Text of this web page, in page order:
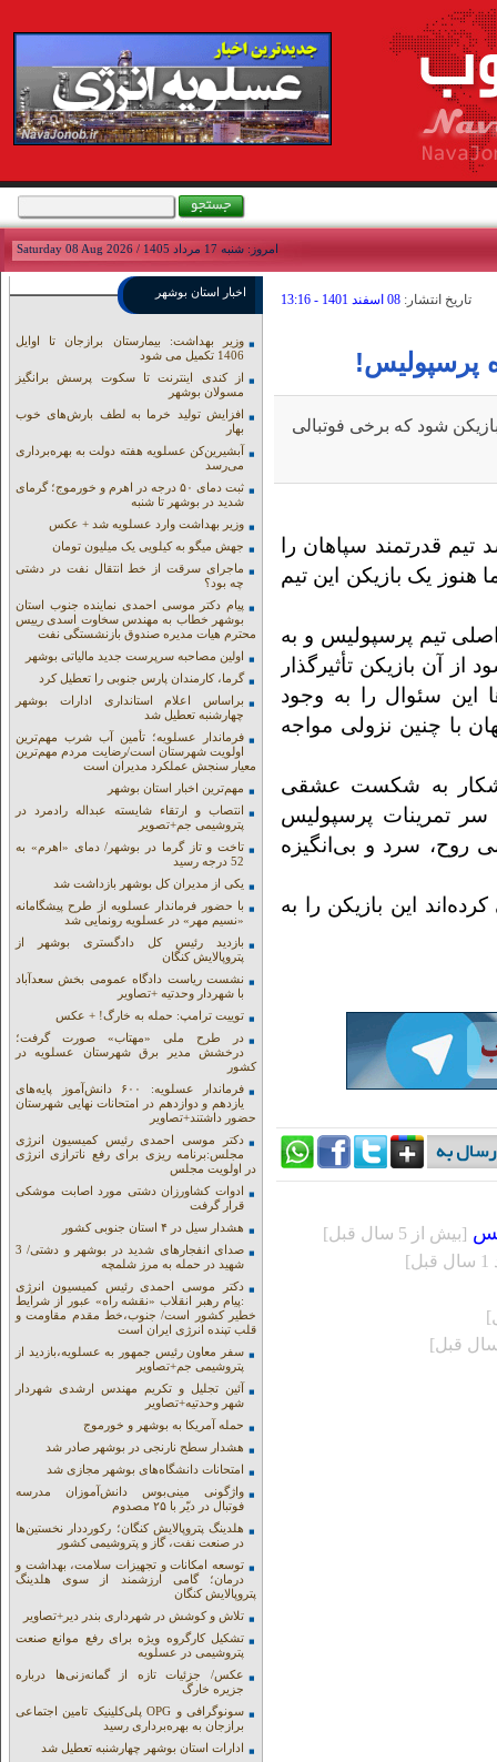
امروز: شنبه 17 مرداد 1405 / Saturday 08 Aug 2026
تاريخ انتشار: 08 اسفند 1401 - 13:16
شود که برخی فوتبالی
قدرتمند سپاهان را
هنوز یک بازیکن این تیم
تیم پرسپولیس و به
آن بازیکن تأثیرگذار
این سئوال را به وجود
با چنین نزولی مواجه
به شکست عشقی
سر تمرینات پرسپولیس
روح، سرد و بی‌انگیزه
این بازیکن را به
[بيش از 5 سال قبل]
اخبار استان بوشهر
وزیر بهداشت: بیمارستان برازجان تا اوایل
1406 تکمیل می شود
از کندی اینترنت تا سکوت پرسش برانگیز
مسولان بوشهر
افزایش تولید خرما به لطف بارش‌های خوب
بهار
آبشیرین‌کن عسلویه هفته دولت به بهره‌برداری
می‌رسد
ثبت دمای ۵۰ درجه در اهرم و خورموج؛ گرمای
شدید در بوشهر تا شنبه
وزیر بهداشت وارد عسلویه شد + عکس
جهش میگو به کیلویی یک میلیون تومان
ماجرای سرقت از خط انتقال نفت در دشتی
چه بود؟
پیام دکتر موسی احمدی نماینده جنوب استان
بوشهر خطاب به مهندس سخاوت اسدی رییس
محترم هیات مدیره صندوق بازنشستگی نفت
اولین مصاحبه سرپرست جدید مالیاتی بوشهر
گرما، کارمندان پارس جنوبی را تعطیل کرد
براساس اعلام استانداری ادارات بوشهر
چهارشنبه تعطیل شد
فرماندار عسلویه؛ تأمین آب شرب مهم‌ترین
اولویت شهرستان است/رضایت مردم مهم‌ترین
معیار سنجش عملکرد مدیران است
مهم‌ترین اخبار استان بوشهر
انتصاب و ارتقاء شایسته عبداله رادمرد در
پتروشیمی جم+تصویر
تاخت و تاز گرما در بوشهر/ دمای «اهرم» به
52 درجه رسید
یکی از مدیران کل بوشهر بازداشت شد
با حضور فرماندار عسلویه از طرح پیشگامانه
«نسیم مهر» در عسلویه رونمایی شد
بازدید رئیس کل دادگستری بوشهر از
پتروپالایش کنگان
نشست ریاست دادگاه عمومی بخش سعدآباد
با شهردار وحدتیه +تصاویر
توییت ترامپ: حمله به خارگ! + عکس
در طرح ملی «مهتاب» صورت گرفت؛
درخشش مدیر برق شهرستان عسلویه در
کشور
فرماندار عسلویه: ۶۰۰ دانش‌آموز پایه‌های
یازدهم و دوازدهم در امتحانات نهایی شهرستان
حضور داشتند+تصاویر
دکتر موسی احمدی رئیس کمیسیون انرژی
مجلس:برنامه ریزی برای رفع ناترازی انرژی
در اولویت مجلس
ادوات کشاورزان دشتی مورد اصابت موشکی
قرار گرفت
هشدار سیل در ۴ استان جنوبی کشور
صدای انفجارهای شدید در بوشهر و دشتی/ 3
شهید در حمله به مرز شلمچه
دکتر موسی احمدی رئیس کمیسیون انرژی
:پیام رهبر انقلاب «نقشه راه» عبور از شرایط
خطیر کشور است/ جنوب،خط مقدم مقاومت و
قلب تپنده انرژی ایران است
سفر معاون رئیس جمهور به عسلویه،بازدید از
پتروشیمی جم+تصاویر
آئین تجلیل و تکریم مهندس ارشدی شهردار
شهر وحدتیه+تصاویر
حمله آمریکا به بوشهر و خورموج
هشدار سطح نارنجی در بوشهر صادر شد
امتحانات دانشگاه‌های بوشهر مجازی شد
واژگونی مینی‌بوس دانش‌آموزان مدرسه
فوتبال در دیّر با ۲۵ مصدوم
هلدینگ پتروپالایش کنگان؛ رکورددار نخستین‌ها
در صنعت نفت، گاز و پتروشیمی کشور
توسعه امکانات و تجهیزات سلامت، بهداشت و
درمان؛ گامی ارزشمند از سوی هلدینگ
پتروپالایش کنگان
تلاش و کوشش در شهرداری بندر دیر+تصاویر
تشکیل کارگروه ویژه برای رفع موانع صنعت
پتروشیمی در عسلویه
عکس/ جزئیات تازه از گمانه‌زنی‌ها درباره
جزیره خارگ
سونوگرافی و OPG پلی‌کلینیک تامین اجتماعی
برازجان به بهره‌برداری رسید
ادارات استان بوشهر چهارشنبه تعطیل شد